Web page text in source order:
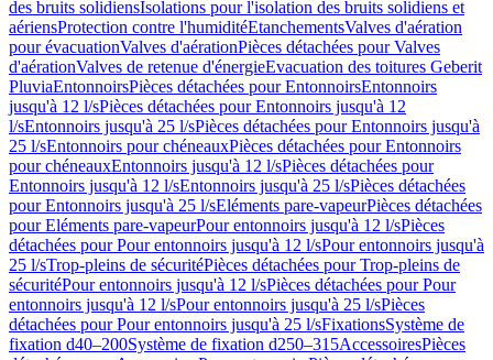
des bruits solidiensIsolations pour l'isolation des bruits solidiens et
aériensProtection contre l'humiditéEtanchementsValves d'aération
pour évacuationValves d'aérationPièces détachées pour Valves
d'aérationValves de retenue d'énergieEvacuation des toitures Geberit
PluviaEntonnoirsPièces détachées pour EntonnoirsEntonnoirs
jusqu'à 12 l/sPièces détachées pour Entonnoirs jusqu'à 12
l/sEntonnoirs jusqu'à 25 l/sPièces détachées pour Entonnoirs jusqu'à
25 l/sEntonnoirs pour chéneauxPièces détachées pour Entonnoirs
pour chéneauxEntonnoirs jusqu'à 12 l/sPièces détachées pour
Entonnoirs jusqu'à 12 l/sEntonnoirs jusqu'à 25 l/sPièces détachées
pour Entonnoirs jusqu'à 25 l/sEléments pare-vapeurPièces détachées
pour Eléments pare-vapeurPour entonnoirs jusqu'à 12 l/sPièces
détachées pour Pour entonnoirs jusqu'à 12 l/sPour entonnoirs jusqu'à
25 l/sTrop-pleins de sécuritéPièces détachées pour Trop-pleins de
sécuritéPour entonnoirs jusqu'à 12 l/sPièces détachées pour Pour
entonnoirs jusqu'à 12 l/sPour entonnoirs jusqu'à 25 l/sPièces
détachées pour Pour entonnoirs jusqu'à 25 l/sFixationsSystème de
fixation d40–200Système de fixation d250–315AccessoiresPièces